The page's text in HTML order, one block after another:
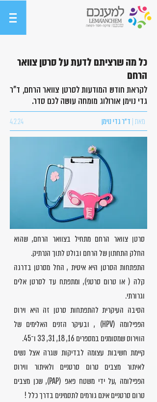
כל מה שרציתם לדעת על סרטן צוואר
הרחם
לקראת חודש המודעות לסרטן צוואר הרחם, ד"ר
גדי נוימן אורולוג מומחה עושה לכם סדר.
4.2.24 ד"ר גדי נוימן מאת |
סרטן צוואר הרחם מתחיל בצוואר הרחם, שהוא
החלק התחתון של הרחם ובולט לתוך הנרתיק.
התפתחות הסרטן היא איטית , החל מסרטן בדרגה
קלה ( או טרום סרטני), ומתפתח עד לסרטן אלים
וגרורתי.
הסיבה העיקרית להתפתחות סרטן זה היא וירוס
הפפילומה (HPV) , ובעיקר הזנים האלימים של
הווירוס שמסומנים במספרים 16, 18, 31, 33 ו־45.
קיימת חשיבות עצומה לבדיקות שגרה אצל נשים
לאיתור מצבים טרום סרטניים ולאיתור ווירוס
הפפילומה ,על ידי משטח פאפ (PAP), שכן מצבים
טרום סרטניים אינם גורמים לתסמינים בדרך כלל !